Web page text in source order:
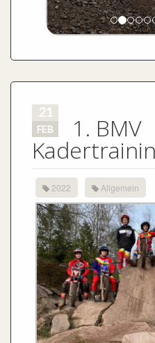
21
FEB 1. BMV
2022 Allgemein